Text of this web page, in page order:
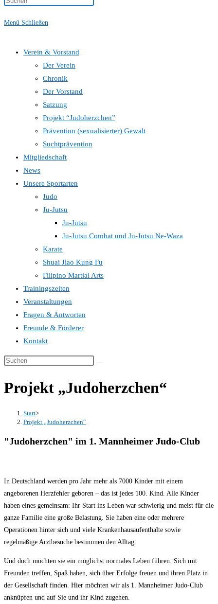
Menü Schließen
Verein & Vorstand
Der Verein
Chronik
Der Vorstand
Satzung
Projekt “Judoherzchen”
Prävention (sexualisierter) Gewalt
Suchtprävention
Mitgliedschaft
News
Unsere Sportarten
Judo
Ju-Jutsu
Ju-Jutsu
Ju-Jutsu Combat und Ju-Jutsu Ne-Waza
Karate
Shuai Jiao Kung Fu
Filipino Martial Arts
Trainingszeiten
Veranstaltungen
Fragen & Antworten
Freunde & Förderer
Kontakt
Projekt „Judoherzchen“
Start>
Projekt „Judoherzchen“
"Judoherzchen" im 1. Mannheimer Judo-Club​
In Deutschland werden pro Jahr mehr als 7000 Kinder mit einem
angeborenen Herzfehler geboren – das ist jedes 100. Kind. Alle Kinder
haben eines gemeinsam: Ihr Start ins Leben war schwierig und meist für die
ganze Familie eine große Belastung. Sie haben eine oder mehrere
Operationen hinter sich und viele Krankenhausaufenthalte sowie
regelmäßige Arztbesuche bestimmen den Alltag.
Und doch möchten sie ein möglichst normales Leben führen: Sich mit
Freunden treffen, Spaß haben, sich über Erfolge freuen und ihren Platz in
der Gesellschaft finden. Hier möchten wir als 1. Mannheimer Judo-Club
anknüpfen und auf Sie und ihr Kind zugehen.